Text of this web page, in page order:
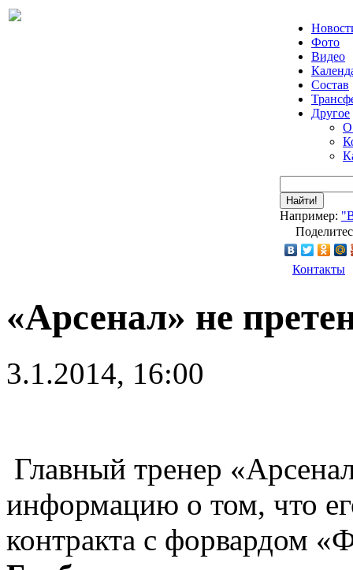
Фото
Видео
Состав
Другое
О
Найти!
Например:
Контакты
«Арсенал» не
3.1.2014, 16:00
Главный тренер
информацию о том, что
контракта с форвардом